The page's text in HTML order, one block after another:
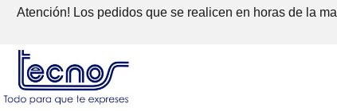
Atención! Los pedidos que se realicen en horas de la